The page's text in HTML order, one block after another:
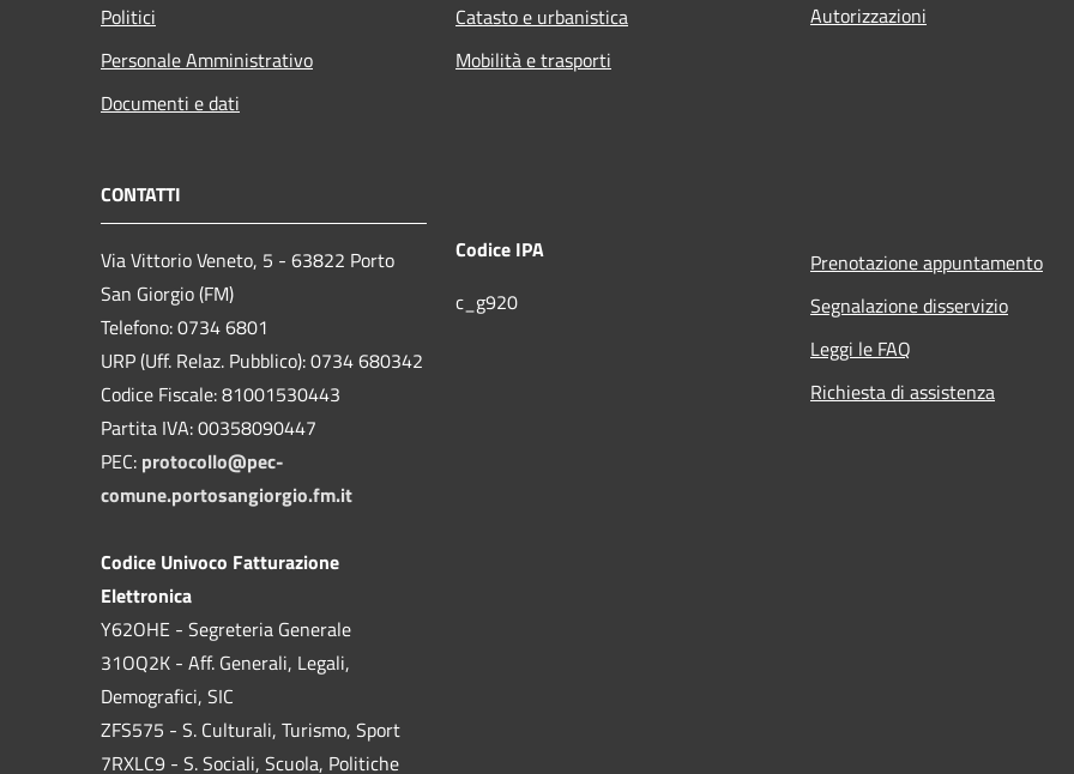
Politici
Personale Amministrativo
Documenti e dati
Catasto e urbanistica
Mobilità e trasporti
Autorizzazioni
CONTATTI
Via Vittorio Veneto, 5 - 63822 Porto
San Giorgio (FM)
Telefono: 0734 6801
URP (Uff. Relaz. Pubblico): 0734 680342
Codice Fiscale: 81001530443
Partita IVA: 00358090447
PEC: protocollo@pec-
comune.portosangiorgio.fm.it
Codice Univoco Fatturazione
Elettronica
Y62OHE - Segreteria Generale
31OQ2K - Aff. Generali, Legali,
Demografici, SIC
ZFS575 - S. Culturali, Turismo, Sport
7RXLC9 - S. Sociali, Scuola, Politiche
Codice IPA
c_g920
Prenotazione appuntamento
Segnalazione disservizio
Leggi le FAQ
Richiesta di assistenza